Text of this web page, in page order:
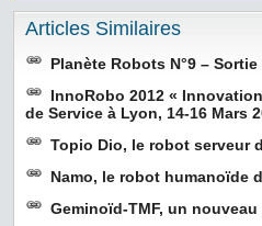
Articles Similaires
Planète Robots N°9 –
InnoRobo 2012 «
de Service à Lyon, 14-16 Mars
Topio Dio, le robot serveur
Namo, le robot humanoïde
Geminoïd-TMF, un